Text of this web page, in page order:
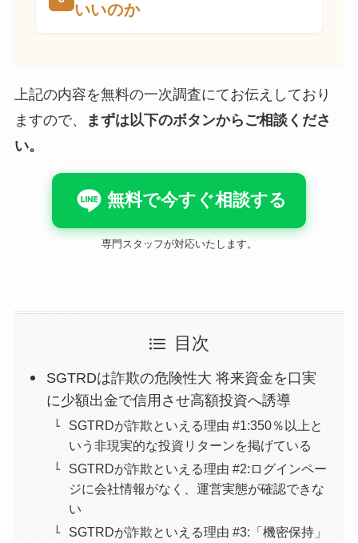
いいのか
上記の内容を無料の一次調査にてお伝えしており
ますので、
まずは以下のボタンからご相談くださ
い。
無料で今すぐ相談する
専門スタッフが対応いたします。
目次
SGTRDは詐欺の危険性大 将来資金を口実
に少額出金で信用させ高額投資へ誘導
SGTRDが詐欺といえる理由 #1:350％以上と
いう非現実的な投資リターンを掲げている
SGTRDが詐欺といえる理由 #2:ログインペー
ジに会社情報がなく、運営実態が確認できな
い
SGTRDが詐欺といえる理由 #3:「機密保持」